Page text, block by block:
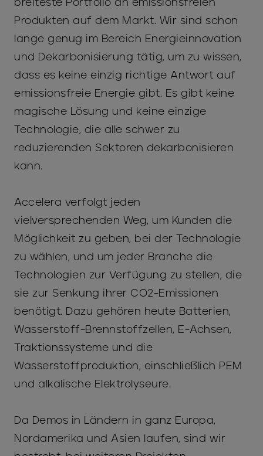
Produkten auf dem Markt. Wir sind schon
lange genug im Bereich Energieinnovation
und Dekarbonisierung tätig, um zu wissen,
dass es keine einzig richtige Antwort auf
emissionsfreie Energie gibt. Es gibt keine
magische Lösung und keine einzige
Technologie, die alle schwer zu
reduzierenden Sektoren dekarbonisieren
kann.
Accelera verfolgt jeden
vielversprechenden Weg, um Kunden die
Möglichkeit zu geben, bei der Technologie
zu wählen, und um jeder Branche die
Technologien zur Verfügung zu stellen, die
sie zur Senkung ihrer CO2-Emissionen
benötigt. Dazu gehören heute Batterien,
Wasserstoff-Brennstoffzellen, E-Achsen,
Traktionssysteme und die
Wasserstoffproduktion, einschließlich PEM
und alkalische Elektrolyseure.
Da Demos in Ländern in ganz Europa,
Nordamerika und Asien laufen, sind wir